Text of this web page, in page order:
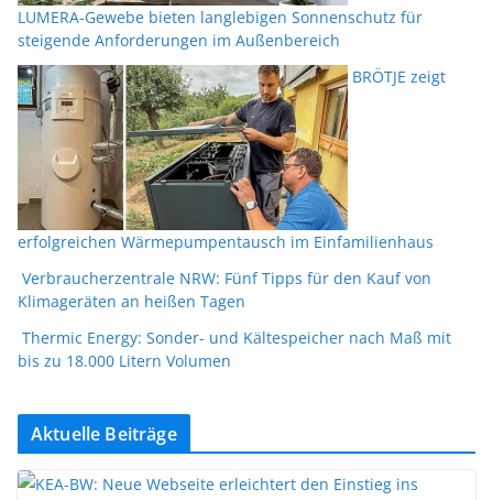
LUMERA-Gewebe bieten langlebigen Sonnenschutz für
steigende Anforderungen im Außenbereich
BRÖTJE zeigt
erfolgreichen Wärmepumpentausch im Einfamilienhaus
Verbraucherzentrale NRW: Fünf Tipps für den Kauf von
Klimageräten an heißen Tagen
Thermic Energy: Sonder- und Kältespeicher nach Maß mit
bis zu 18.000 Litern Volumen
Aktuelle Beiträge